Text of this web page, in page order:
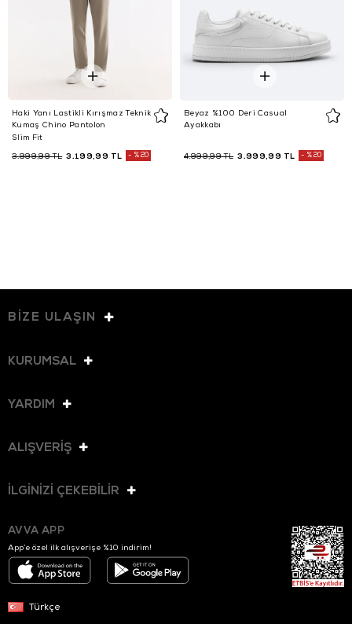
Haki Yanı Lastikli Kırışmaz Teknik
Kumaş Chino Pantolon
Slim Fit
3.199,99 TL
3.999,99 TL %20
Beyaz %100 Deri Casual
Ayakkabı
3.999,99 TL
4.999,99 TL %20
BİZE ULAŞIN
KURUMSAL
YARDIM
ALIŞVERİŞ
İLGİNİZİ ÇEKEBİLİR
AVVA APP
App’e özel ilk alışverişe %10 indirim!
Türkçe